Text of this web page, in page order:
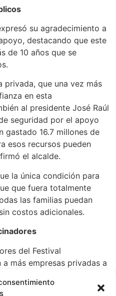
su agradecimiento a
destacando que este
de 10 años que se
privada, que una vez más
en esta
al presidente José Raúl
seguridad por el apoyo
gastado 16.7 millones de
esos recursos pueden
el alcalde.
la única condición para
que fuera totalmente
las familias puedan
costos adicionales.
del Festival
más empresas privadas a
señalaron,